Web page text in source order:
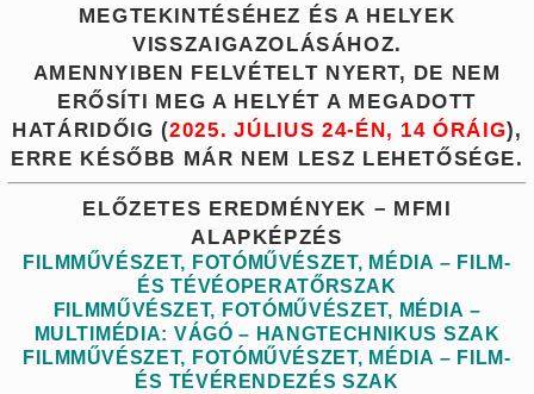
MEGTEKINTÉSÉHEZ ÉS A HELYEK
VISSZAIGAZOLÁSÁHOZ.
AMENNYIBEN FELVÉTELT NYERT, DE NEM
ERŐSÍTI MEG A HELYÉT A MEGADOTT
HATÁRIDŐIG (2025. JÚLIUS 24-ÉN, 14 ÓRÁIG),
ERRE KÉSŐBB MÁR NEM LESZ LEHETŐSÉGE.
ELŐZETES EREDMÉNYEK – MFMI
ALAPKÉPZÉS
FILMMŰVÉSZET, FOTÓMŰVÉSZET, MÉDIA – FILM-
ÉS TÉVÉOPERATŐRSZAK
FILMMŰVÉSZET, FOTÓMŰVÉSZET, MÉDIA –
MULTIMÉDIA: VÁGÓ – HANGTECHNIKUS SZAK
FILMMŰVÉSZET, FOTÓMŰVÉSZET, MÉDIA – FILM-
ÉS TÉVÉRENDEZÉS SZAK